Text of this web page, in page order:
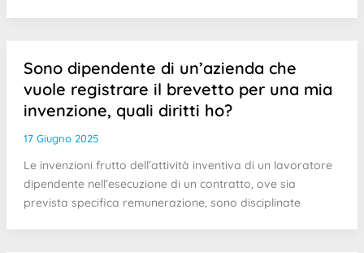
Sono dipendente di un’azienda che
vuole registrare il brevetto per una mia
invenzione, quali diritti ho?
17 Giugno 2025
Le invenzioni frutto dell’attività inventiva di un lavoratore
dipendente nell’esecuzione di un contratto, ove sia
prevista specifica remunerazione, sono disciplinate